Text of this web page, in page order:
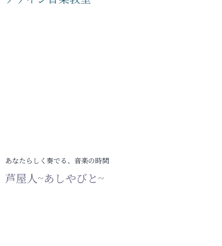
あなたらしく奏でる、音楽の時間
芦屋人~あしやびと~